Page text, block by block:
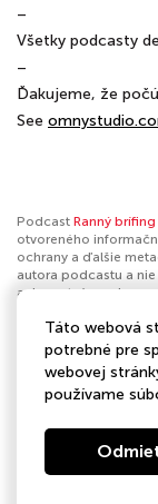
–
Všetky podcasty
–
Ďakujeme, že
See
Podcast Ranný
otvoreného
ochrany a ďalšie
autora podcastu a
ani nevytvára ani
nahlásiť obsah. Ak je
profilomklikni sem.
Autor:Ranný
Kategórie:
Táto webová
potrebné pre
webovej
používame